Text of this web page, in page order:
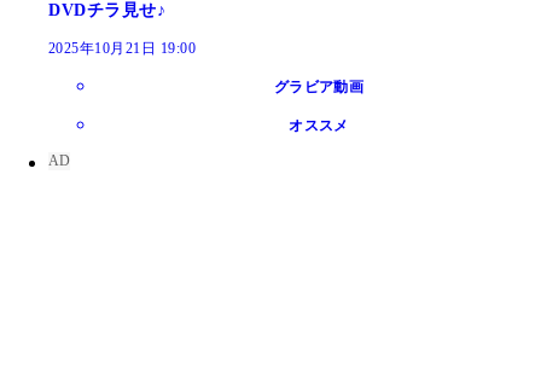
DVDチラ見せ♪
2025年10月21日 19:00
グラビア動画
オススメ